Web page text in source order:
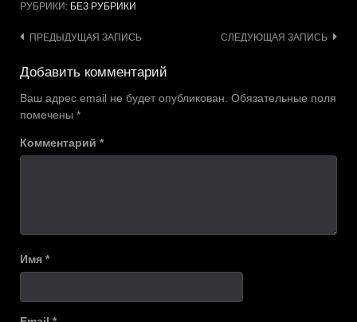
РУБРИКИ: БЕЗ РУБРИКИ
Навигация
по
записям
ПРЕДЫДУЩАЯ ЗАПИСЬ СЛЕДУЮЩАЯ ЗАПИСЬ
Добавить комментарий
Ваш адрес email не будет опубликован. Обязательные поля
помечены *
Комментарий *
Имя *